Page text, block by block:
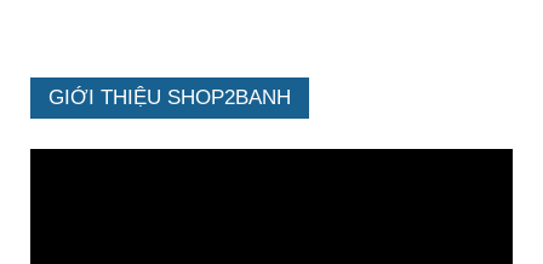
GIỚI THIỆU SHOP2BANH